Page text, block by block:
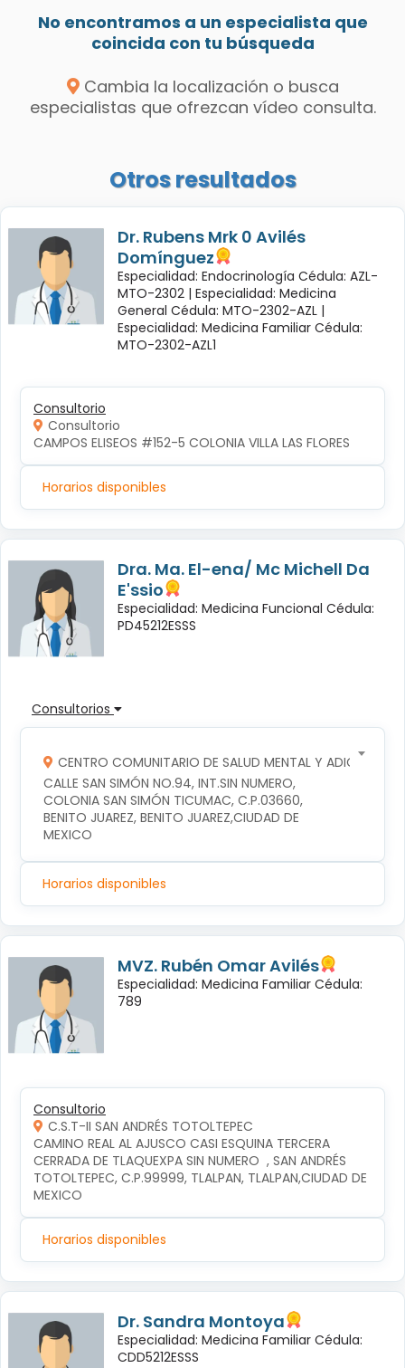
No encontramos a un especialista que
coincida con tu búsqueda
Cambia la localización o busca
especialistas que ofrezcan vídeo consulta.
Otros resultados
Dr. Rubens Mrk 0 Avilés
Domínguez
Especialidad: Endocrinología Cédula: AZL-
MTO-2302 | Especialidad: Medicina
General Cédula: MTO-2302-AZL |
Especialidad: Medicina Familiar Cédula:
MTO-2302-AZL1
Consultorio
Consultorio
CAMPOS ELISEOS #152-5 COLONIA VILLA LAS FLORES
Horarios disponibles
Dra. Ma. El-ena/ Mc Michell Da
E'ssio
Especialidad: Medicina Funcional Cédula:
PD45212ESSS
Consultorios
CENTRO COMUNITARIO DE SALUD MENTAL Y ADICCIONES
CALLE SAN SIMÓN NO.94, INT.SIN NUMERO,
COLONIA SAN SIMÓN TICUMAC, C.P.03660,
BENITO JUAREZ, BENITO JUAREZ,CIUDAD DE
MEXICO
Horarios disponibles
MVZ. Rubén Omar Avilés
Especialidad: Medicina Familiar Cédula:
789
Consultorio
C.S.T-II SAN ANDRÉS TOTOLTEPEC
CAMINO REAL AL AJUSCO CASI ESQUINA TERCERA
CERRADA DE TLAQUEXPA SIN NUMERO  , SAN ANDRÉS
TOTOLTEPEC, C.P.99999, TLALPAN, TLALPAN,CIUDAD DE
MEXICO
Horarios disponibles
Dr. Sandra Montoya
Especialidad: Medicina Familiar Cédula:
CDD5212ESSS